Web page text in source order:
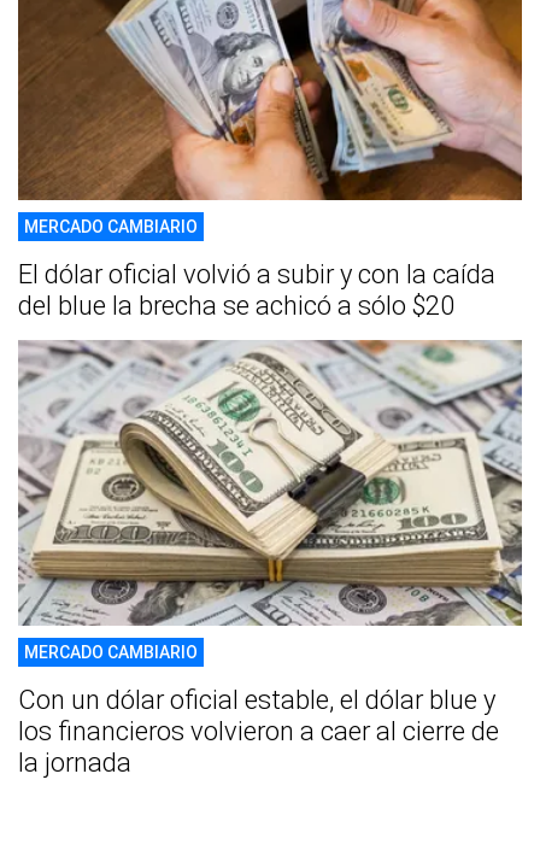
MERCADO CAMBIARIO
El dólar oficial volvió a subir y con la caída
del blue la brecha se achicó a sólo $20
MERCADO CAMBIARIO
Con un dólar oficial estable, el dólar blue y
los financieros volvieron a caer al cierre de
la jornada